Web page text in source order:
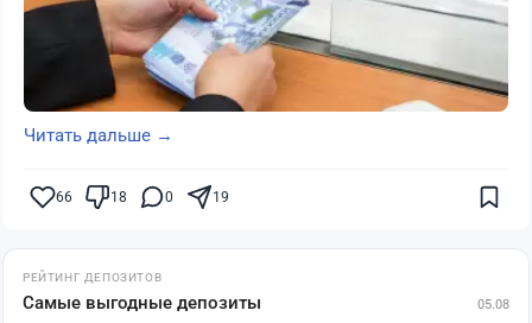
Читать дальше →
66 18 0 19
РЕЙТИНГ ДЕПОЗИТОВ
Самые выгодные депозиты 05.08